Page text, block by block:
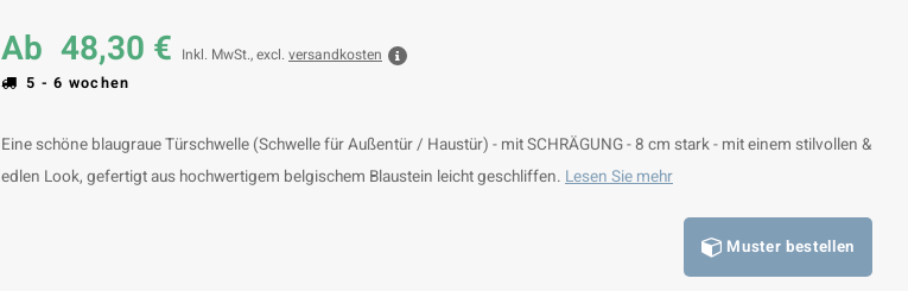
Ab 48,30 € Inkl. MwSt., excl. versandkosten
5 - 6 wochen
Eine schöne blaugraue Türschwelle (Schwelle für Außentür / Haustür) - mit SCHRÄGUNG - 8 cm stark - mit einem stilvollen &
edlen Look, gefertigt aus hochwertigem belgischem Blaustein leicht geschliffen. Lesen Sie mehr
Muster bestellen